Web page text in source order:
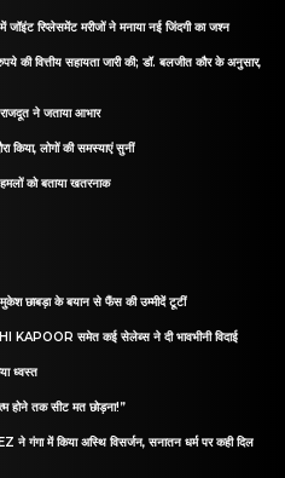
रिप्लेसमेंट मरीजों ने मनाया नई जिंदगी का जश्न
वित्तीय सहायता जारी की; डॉ. बलजीत कौर के अनुसार,
ने जताया आभार
किया, लोगों की समस्याएं सुनीं
को बताया खतरनाक
छाबड़ा के बयान से फैंस की उम्मीदें टूटीं
समेत कई सेलेब्स ने दी भावभीनी विदाई
ध्वस्त
होने तक सीट मत छोड़ना!”
गंगा में किया अस्थि विसर्जन, सनातन धर्म पर कही दिल